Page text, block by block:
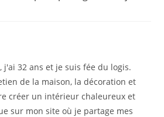
j'ai 32 ans et je suis fée du logis.
de la maison, la décoration et
créer un intérieur chaleureux et
sur mon site où je partage mes